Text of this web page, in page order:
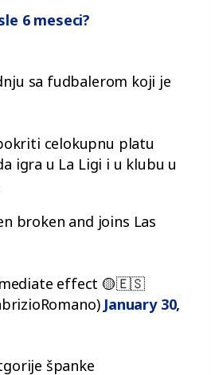
6 meseci?
sa fudbalerom koji je
celokupnu platu
igra u La Ligi i u klubu u
broken and joins Las
effect 🟡🇪🇸
January 30,
španke